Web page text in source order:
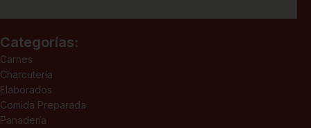
Categorías:
Carnes
Charcutería
Elaborados
Comida Preparada
Panadería